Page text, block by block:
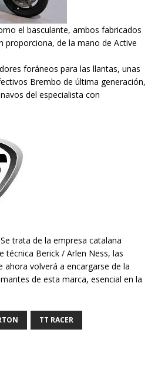
el basculante, ambos fabricados
proporciona, de la mano de Active
foráneos para las llantas, unas
Brembo de última generación,
del especialista con
trata de la empresa catalana
técnica Berick / Arlen Ness, las
ahora volverá a encargarse de la
de esta marca, esencial en la
TT RACER